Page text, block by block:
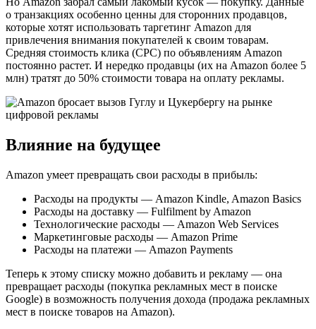
о транзакциях особенно ценны для сторонних продавцов,
которые хотят использовать таргетинг Amazon для
привлечения внимания покупателей к своим товарам.
Средняя стоимость клика (CPC) по объявлениям Amazon
постоянно растет. И нередко продавцы (их на Amazon более 5
млн) тратят до 50% стоимости товара на оплату рекламы.
Влияние на будущее
Amazon умеет превращать свои расходы в прибыль:
Расходы на продукты — Amazon Kindle, Amazon Basics
Расходы на доставку — Fulfilment by Amazon
Технологические расходы — Amazon Web Services
Маркетинговые расходы — Amazon Prime
Расходы на платежи — Amazon Payments
Теперь к этому списку можно добавить и рекламу — она
превращает расходы (покупка рекламных мест в поиске
Google) в возможность получения дохода (продажа рекламных
мест в поиске товаров на Amazon).